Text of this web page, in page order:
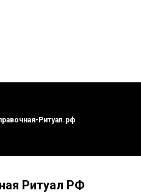
Ритуал.рф
Ритуал РФ